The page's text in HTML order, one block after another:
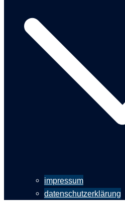
impressum
datenschutzerklärung